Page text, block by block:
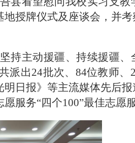
授牌仪式及座谈会，并
持主动援疆、持续援疆、
派出24批次、84位教师、
日报》等主流媒体先后
服务“四个100”最佳志愿服